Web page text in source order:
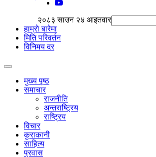
२०८३ साउन २४ आइतवार
हाम्राे बारेमा
मिति परिवर्तन
विनिमय दर
मुख्य पृष्ठ
समाचार
राजनीति
अन्तराष्ट्रिय
राष्ट्रिय
विचार
कुराकानी
साहित्य
प्रवास